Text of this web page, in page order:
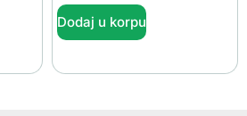
Dodaj u korpu